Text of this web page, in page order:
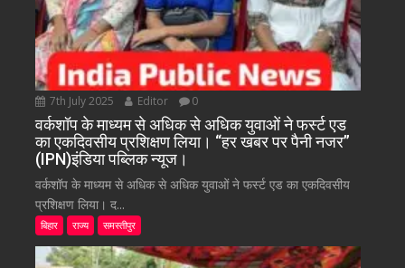
7th July 2025 Editor 0
वर्कशॉप के माध्यम से अधिक से अधिक युवाओं ने फर्स्ट एड
का एकदिवसीय प्रशिक्षण लिया। “हर खबर पर पैनी नजर”
(IPN)इंडिया पब्लिक न्यूज।
वर्कशॉप के माध्यम से अधिक से अधिक युवाओं ने फर्स्ट एड का एकदिवसीय
प्रशिक्षण लिया। द...
बिहार राज्य समस्तीपुर